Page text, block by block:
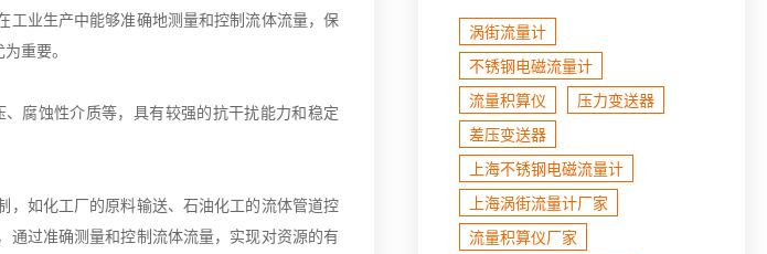
工业生产中能够准确地测量和控制流体流量，保
重要。
腐蚀性介质等，具有较强的抗干扰能力和稳定
，如化工厂的原料输送、石油化工的流体管道控
过准确测量和控制流体流量，实现对资源的有
涡街流量计
不锈钢电磁流量计
流量积算仪
压力变送器
差压变送器
上海不锈钢电磁流量计
上海涡街流量计厂家
流量积算仪厂家